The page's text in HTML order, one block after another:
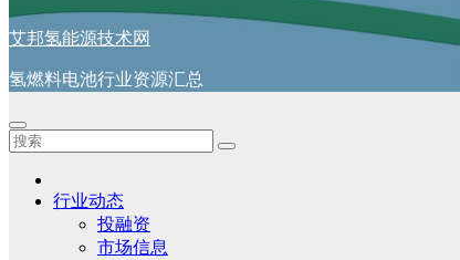
艾邦氢能源技术网
氢燃料电池行业资源汇总
行业动态
投融资
市场信息